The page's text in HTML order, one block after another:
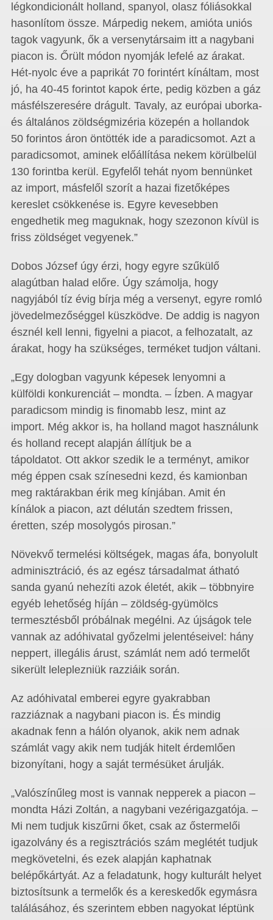
légkondicionált holland, spanyol, olasz fóliásokkal
hasonlítom össze. Márpedig nekem, amióta uniós
tagok vagyunk, ők a versenytársaim itt a nagybani
piacon is. Őrült módon nyomják lefelé az árakat.
Hét-nyolc éve a paprikát 70 forintért kínáltam, most
jó, ha 40-45 forintot kapok érte, pedig közben a gáz
másfélszeresére drágult. Tavaly, az európai uborka-
és általános zöldségmizéria közepén a hollandok
50 forintos áron öntötték ide a paradicsomot. Azt a
paradicsomot, aminek előállítása nekem körülbelül
130 forintba kerül. Egyfelől tehát nyom bennünket
az import, másfelől szorít a hazai fizetőképes
kereslet csökkenése is. Egyre kevesebben
engedhetik meg maguknak, hogy szezonon kívül is
friss zöldséget vegyenek.”
Dobos József úgy érzi, hogy egyre szűkülő
alagútban halad előre. Úgy számolja, hogy
nagyjából tíz évig bírja még a versenyt, egyre romló
jövedelmezőséggel küszködve. De addig is nagyon
észnél kell lenni, figyelni a piacot, a felhozatalt, az
árakat, hogy ha szükséges, terméket tudjon váltani.
„Egy dologban vagyunk képesek lenyomni a
külföldi konkurenciát – mondta. – Ízben. A magyar
paradicsom mindig is finomabb lesz, mint az
import. Még akkor is, ha holland magot használunk
és holland recept alapján állítjuk be a
tápoldatot. Ott akkor szedik le a terményt, amikor
még éppen csak színesedni kezd, és kamionban
meg raktárakban érik meg kínjában. Amit én
kínálok a piacon, azt délután szedtem frissen,
éretten, szép mosolygós pirosan.”
Növekvő termelési költségek, magas áfa, bonyolult
adminisztráció, és az egész társadalmat átható
sanda gyanú nehezíti azok életét, akik – többnyire
egyéb lehetőség híján – zöldség-gyümölcs
termesztésből próbálnak megélni. Az újságok tele
vannak az adóhivatal győzelmi jelentéseivel: hány
neppert, illegális árust, számlát nem adó termelőt
sikerült leleplezniük razziáik során.
Az adóhivatal emberei egyre gyakrabban
razziáznak a nagybani piacon is. És mindig
akadnak fenn a hálón olyanok, akik nem adnak
számlát vagy akik nem tudják hitelt érdemlően
bizonyítani, hogy a saját termésüket árulják.
„Valószínűleg most is vannak nepperek a piacon –
mondta Házi Zoltán, a nagybani vezérigazgatója. –
Mi nem tudjuk kiszűrni őket, csak az őstermelői
igazolvány és a regisztrációs szám meglétét tudjuk
megkövetelni, és ezek alapján kaphatnak
belépőkártyát. Az a feladatunk, hogy kulturált helyet
biztosítsunk a termelők és a kereskedők egymásra
találásához, és szerintem ebben nagyokat léptünk